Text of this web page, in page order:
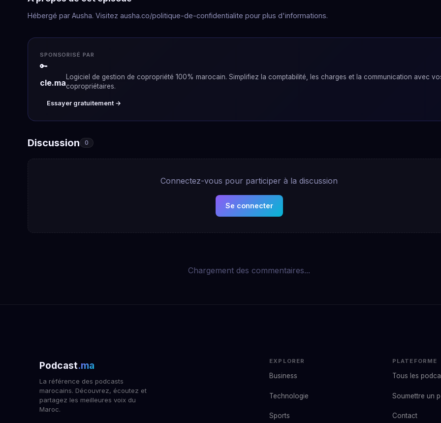
Hébergé par Ausha. Visitez ausha.co/politique-de-confidentialite pour plus d'informations.
SPONSORISÉ PAR
🔑
cle.ma
Logiciel de gestion de copropriété 100% marocain. Simplifiez la comptabilité, les charges et la communication avec
copropriétaires.
Essayer gratuitement →
Discussion 0
Connectez-vous pour participer à la discussion
Se connecter
Chargement des commentaires...
Podcast.ma
La référence des podcasts
marocains. Découvrez, écoutez et
partagez les meilleures voix du
Maroc.
EXPLORER
Business
Technologie
Sports
PLATEFORME
Tous les
Soumettre un
Contact